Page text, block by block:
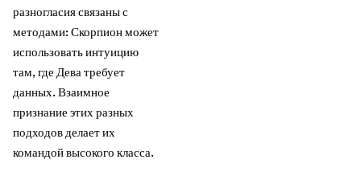
разногласия связаны с
методами: Скорпион может
использовать интуицию
там, где Дева требует
данных. Взаимное
признание этих разных
подходов делает их
командой высокого класса.